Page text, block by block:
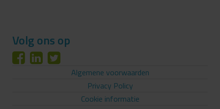
Volg ons op
Algemene voorwaarden
Privacy Policy
Cookie informatie